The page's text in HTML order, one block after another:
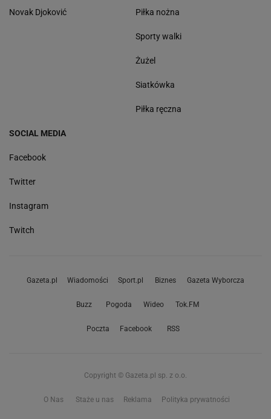
Novak Djoković Piłka nożna
Sporty walki
Żużel
Siatkówka
Piłka ręczna
SOCIAL MEDIA
Facebook
Twitter
Instagram
Twitch
Gazeta.pl Wiadomości Sport.pl Biznes Gazeta Wyborcza
Buzz Pogoda Wideo Tok.FM
Poczta Facebook RSS
Copyright © Gazeta.pl sp. z o.o.
O Nas Staże u nas Reklama Polityka prywatności